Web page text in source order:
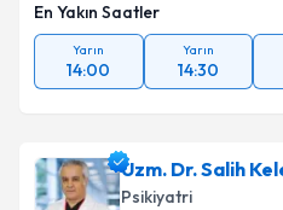
Takvim
En Yakın Saatler
Yarın
14:00
Yarın
14:30
Uzm. Dr. Salih
Psikiyatri